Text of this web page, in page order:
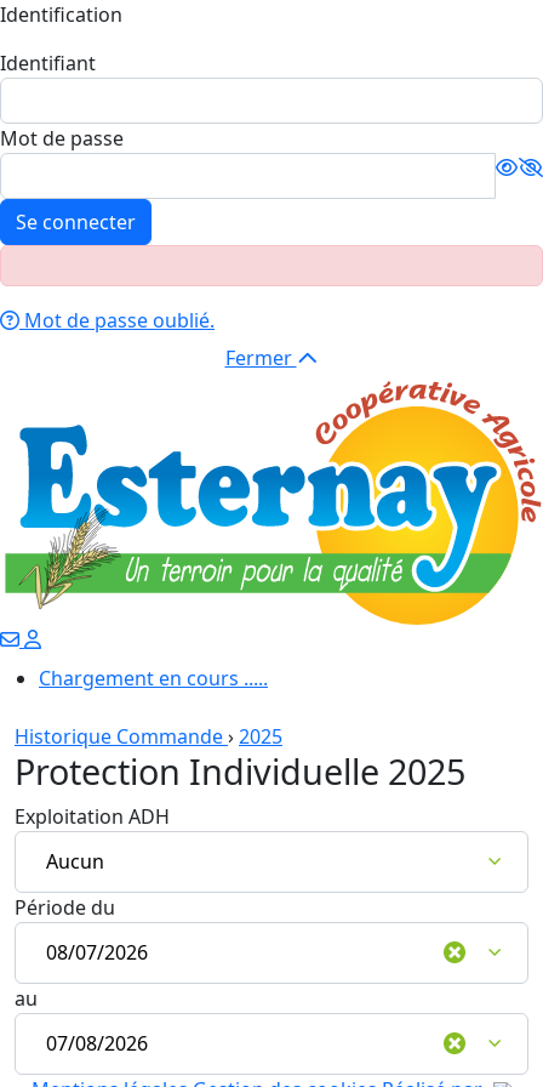
Identification
Identifiant
Mot de passe
Se connecter
Mot de passe oublié.
Fermer
Chargement en cours .....
Historique Commande›2025
Protection Individuelle 2025
Exploitation ADH
Période du
au